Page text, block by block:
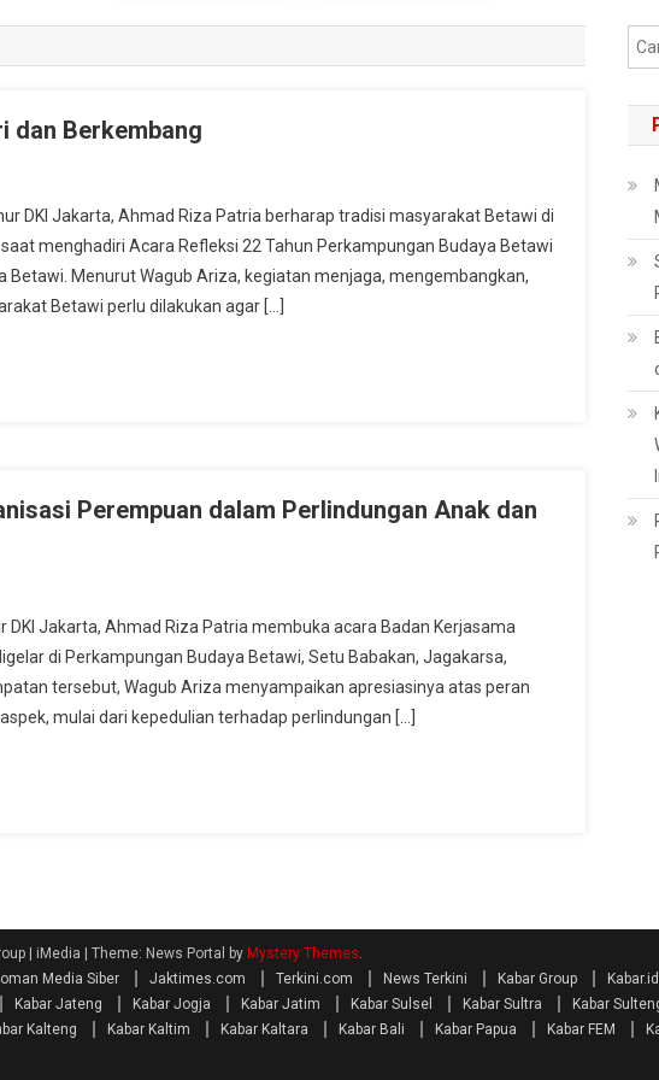
dan Berkembang
DKI Jakarta, Ahmad Riza Patria berharap tradisi masyarakat Betawi di
menghadiri Acara Refleksi 22 Tahun Perkampungan Budaya Betawi
Betawi. Menurut Wagub Ariza, kegiatan menjaga, mengembangkan,
Betawi perlu dilakukan agar […]
Perempuan dalam Perlindungan Anak dan
DKI Jakarta, Ahmad Riza Patria membuka acara Badan Kerjasama
di Perkampungan Budaya Betawi, Setu Babakan, Jagakarsa,
tersebut, Wagub Ariza menyampaikan apresiasinya atas peran
mulai dari kepedulian terhadap perlindungan […]
| iMedia Theme: News Portal by Mystery Themes.
Media Siber Jaktimes.com Terkini.com News Terkini Kabar Group Kabar.id
Kabar Jateng Kabar Jogja Kabar Jatim Kabar Sulsel Kabar Sultra Kabar
Kalteng Kabar Kaltim Kabar Kaltara Kabar Bali Kabar Papua Kabar FEM